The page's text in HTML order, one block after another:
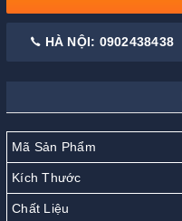
HÀ NỘI: 0902438438
Mã Sản Phẩm
Kích Thước
Chất Liệu